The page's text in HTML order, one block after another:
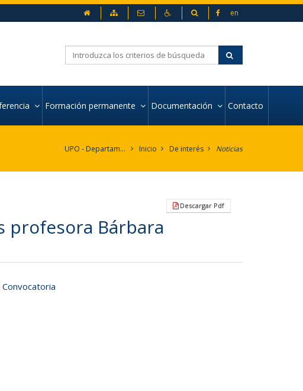
en
Mapa web Contacto AccesibilidadBuscador
Formación permanente Documentación Contacto
UPO - Departamento de Organización de Empresas y Marketing Inicio De interés Noticias
Descargar Pdf
profesora Bárbara
Convocatoria